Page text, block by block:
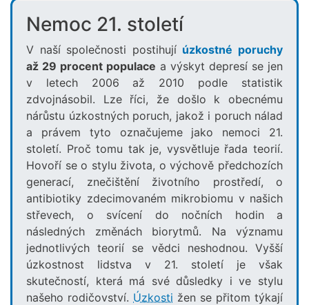
Nemoc 21. století
V naší společnosti postihují úzkostné poruchy
až 29 procent populace a výskyt depresí se jen
v letech 2006 až 2010 podle statistik
zdvojnásobil. Lze říci, že došlo k obecnému
nárůstu úzkostných poruch, jakož i poruch nálad
a právem tyto označujeme jako nemoci 21.
století. Proč tomu tak je, vysvětluje řada teorií.
Hovoří se o stylu života, o výchově předchozích
generací, znečištění životního prostředí, o
antibiotiky zdecimovaném mikrobiomu v našich
střevech, o svícení do nočních hodin a
následných změnách biorytmů. Na významu
jednotlivých teorií se vědci neshodnou. Vyšší
úzkostnost lidstva v 21. století je však
skutečností, která má své důsledky i ve stylu
našeho rodičovství. Úzkosti žen se přitom týkají